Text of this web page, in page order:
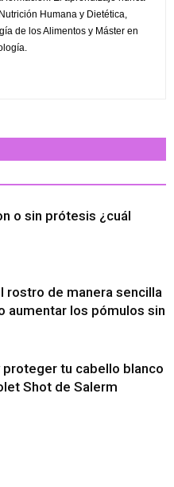
Humana y Dietética,
de los Alimentos y Máster en
o sin prótesis ¿cuál
rostro de manera sencilla
aumentar los pómulos sin
proteger tu cabello blanco
Shot de Salerm